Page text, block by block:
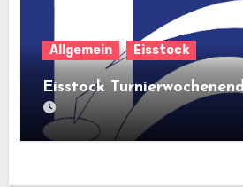
Allgemein Eisstock
Eisstock